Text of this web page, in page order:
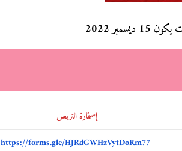
2022
إستمارة التربص
https://forms.gle/HJRdGWHzVytDoRm77